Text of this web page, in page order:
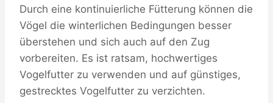
Durch eine kontinuierliche Fütterung können die
Vögel die winterlichen Bedingungen besser
überstehen und sich auch auf den Zug
vorbereiten. Es ist ratsam, hochwertiges
Vogelfutter zu verwenden und auf günstiges,
gestrecktes Vogelfutter zu verzichten.